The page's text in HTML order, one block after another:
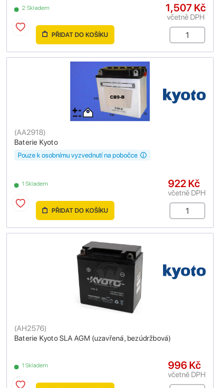
2 Skladem 1,507 Kč
včetně DPH
PŘIDAT DO KOŠÍKU
Baterie Kyoto
(AA2918)
1 Skladem
Pouze k osobnímu vyzvednutí na pobočce
922 Kč
včetně DPH
PŘIDAT DO KOŠÍKU
Baterie Kyoto SLA AGM (uzavřená, bezúdržbová)
(AH2576)
1 Skladem 996 Kč
včetně DPH